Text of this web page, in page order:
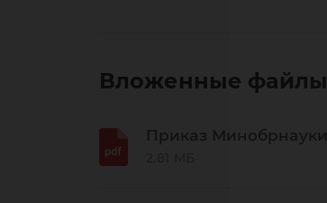
Вложенные файлы
Приказ Минобрнауки